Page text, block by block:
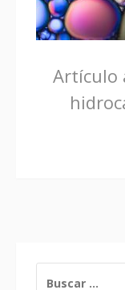
Seguir
leyendo
Artículo